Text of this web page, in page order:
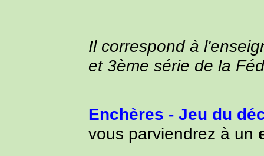
Il correspond à
et 3ème série de la
Enchères - Jeu du
vous parviendrez à un